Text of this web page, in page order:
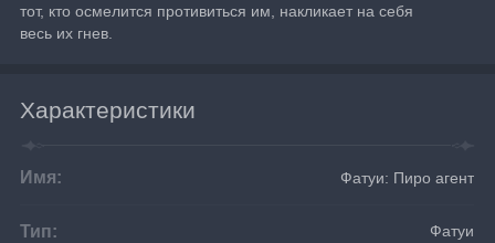
тот, кто осмелится противиться им, накликает на себя
весь их гнев.
Характеристики
Имя: Фатуи: Пиро агент
Тип: Фатуи